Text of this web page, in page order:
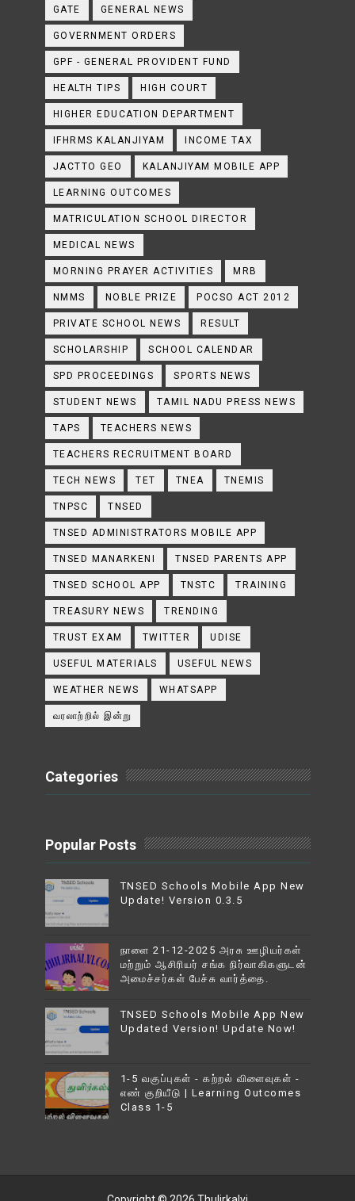
GATE GENERAL NEWS
GOVERNMENT ORDERS
GPF - GENERAL PROVIDENT FUND
HEALTH TIPS HIGH COURT
HIGHER EDUCATION DEPARTMENT
IFHRMS KALANJIYAM INCOME TAX
JACTTO GEO KALANJIYAM MOBILE APP
LEARNING OUTCOMES
MATRICULATION SCHOOL DIRECTOR
MEDICAL NEWS
MORNING PRAYER ACTIVITIES MRB
NMMS NOBLE PRIZE POCSO ACT 2012
PRIVATE SCHOOL NEWS RESULT
SCHOLARSHIP SCHOOL CALENDAR
SPD PROCEEDINGS SPORTS NEWS
STUDENT NEWS TAMIL NADU PRESS NEWS
TAPS TEACHERS NEWS
TEACHERS RECRUITMENT BOARD
TECH NEWS TET TNEA TNEMIS
TNPSC TNSED
TNSED ADMINISTRATORS MOBILE APP
TNSED MANARKENI TNSED PARENTS APP
TNSED SCHOOL APP TNSTC TRAINING
TREASURY NEWS TRENDING
TRUST EXAM TWITTER UDISE
USEFUL MATERIALS USEFUL NEWS
WEATHER NEWS WHATSAPP
வரலாற்றில் இன்று
Categories
Popular Posts
TNSED Schools Mobile App New
Update! Version 0.3.5
நாளை 21-12-2025 அரசு ஊழியர்கள்
மற்றும் ஆசிரியர் சங்க நிர்வாகிகளுடன்
அமைச்சர்கள் பேச்சு வார்த்தை.
TNSED Schools Mobile App New
Updated Version! Update Now!
1-5 வகுப்புகள் - கற்றல் விளைவுகள் -
எண் குறியீடு | Learning Outcomes
Class 1-5